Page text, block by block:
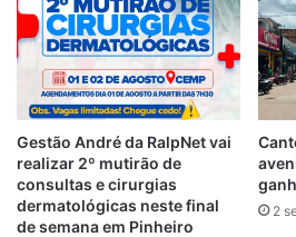
View this post on
Gestão André da RalpNet vai
realizar 2º mutirão de
consultas e cirurgias
dermatológicas neste final
de semana em Pinheiro
2